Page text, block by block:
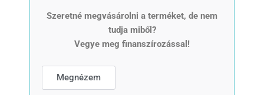
Szeretné megvásárolni a terméket, de nem
tudja miből?
Vegye meg finanszírozással!
Megnézem